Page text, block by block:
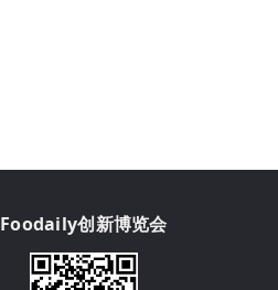
Foodaily创新博览会